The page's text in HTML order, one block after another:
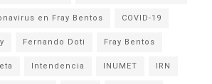
en Fray Bentos COVID-19
Fernando Doti Fray Bentos
Intendencia INUMET IRN